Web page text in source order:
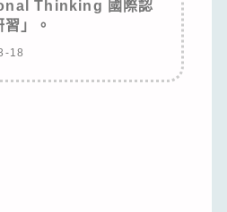
Thinking 國際認
」。
18